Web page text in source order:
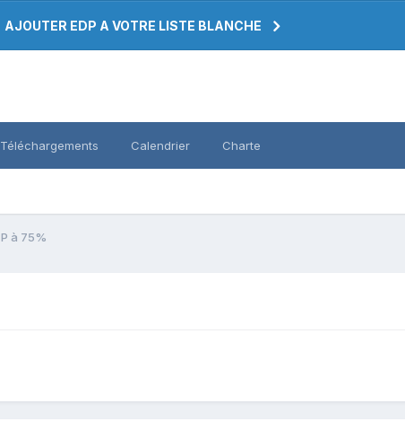
AJOUTER EDP A VOTRE LISTE BLANCHE
Téléchargements Calendrier Charte
à 75%